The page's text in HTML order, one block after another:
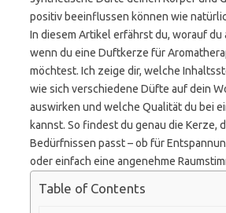
positiv beeinflussen können wie
In diesem Artikel erfährst du, worauf
wenn du eine Duftkerze für
möchtest. Ich zeige dir, welche
wie sich verschiedene Düfte auf dein
auswirken und welche Qualität du bei
kannst. So findest du genau die Kerze,
Bedürfnissen passt – ob für
oder einfach eine angenehme
Table of Contents